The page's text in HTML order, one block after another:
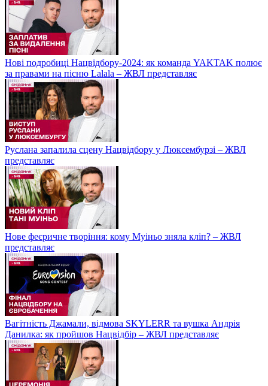
Нові подробиці Нацвідбору-2024: як команда YAKTAK полює
за правами на пісню Lalala – ЖВЛ представляє
Руслана запалила сцену Нацвідбору у Люксембурзі – ЖВЛ
представляє
Нове феєричне творіння: кому Муіньо зняла кліп? – ЖВЛ
представляє
Вагітність Джамали, відмова SKYLERR та вушка Андрія
Данилка: як пройшов Нацвідбір – ЖВЛ представляє